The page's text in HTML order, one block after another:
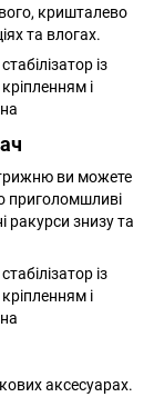
кришталево
та влогах.
ви можете
приголомшливі
ракурси знизу та
аксесуарах.